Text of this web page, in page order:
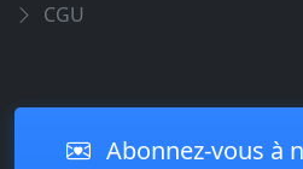
CGU
Abonnez-vous à